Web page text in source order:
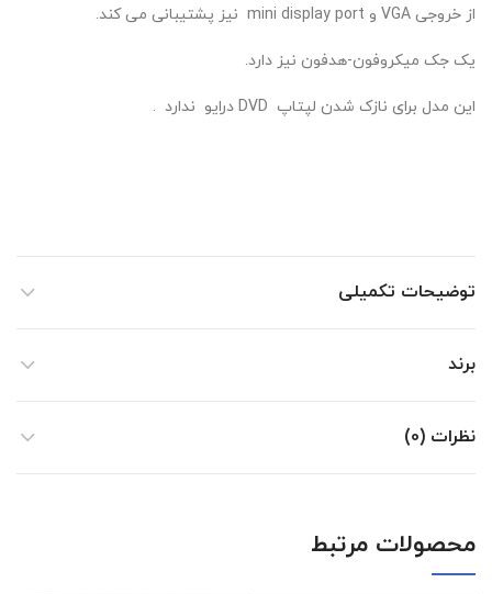
از خروجی VGA و mini display port نیز پشتیبانی می کند.
یک جک میکروفون-هدفون نیز دارد.
این مدل برای نازک شدن لپتاپ DVD درایو ندارد .
توضیحات تکمیلی
برند
نظرات (0)
محصولات مرتبط